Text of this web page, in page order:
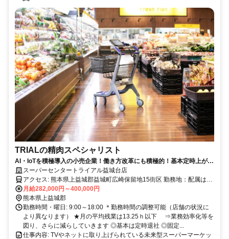
TRIALの精肉スペシャリスト
AI・IoTを積極導入の小売企業！働き方改革にも積極的！基本定時上が
り！スーパーセンタートライアル益城台店
アクセス: 熊本県上益城郡益城町広崎保留地15街区 勤務地：配属は所
在地の都道府県 ※初任地は最寄りの店舗又は希望エリアを優先し配
属します。 ※エリア内勤務または全国勤務いずれか希望を選択でき
ます。
月給282,000円～400,000円
熊本県上益城郡
勤務時間・曜日: 9:00～18:00 ＊勤務時間の調整可能（店舗の状況に
より異なります） ★月の平均残業は13.25ｈ以下 ⇒業務効率化等を
図り、さらに減らしていきます ◎基本は定時退社 ◎固定...
仕事内容: TVやネットに取り上げられている未来型スーパーマーケッ